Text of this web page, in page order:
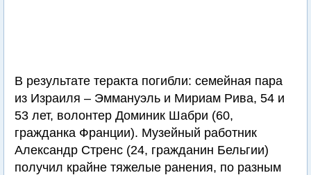
В результате теракта погибли: семейная пара
из Израиля – Эммануэль и Мириам Рива, 54 и
53 лет, волонтер Доминик Шабри (60,
гражданка Франции). Музейный работник
Александр Стренс (24, гражданин Бельгии)
получил крайне тяжелые ранения, по разным